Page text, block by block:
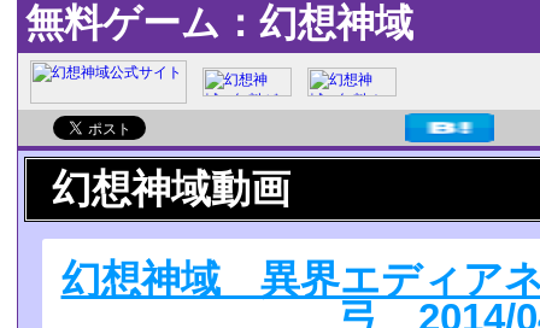
無料ゲーム：幻想神域
幻想神域動画
幻想神域 異界エディア
弓 2014/